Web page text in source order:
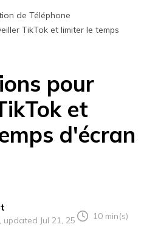
de Téléphone
TikTok et limiter le temps
pour
et
d'écran
updated Jul 21, 25 10 min(s)